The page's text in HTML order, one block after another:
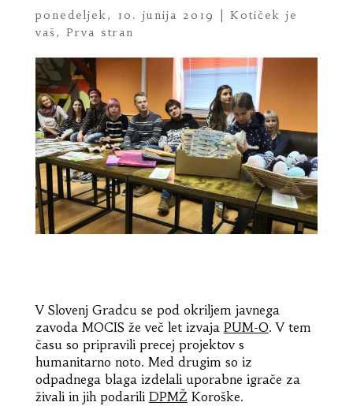
ponedeljek, 10. junija 2019
Kotiček je
vaš, Prva stran
V Slovenj Gradcu se pod okriljem javnega
zavoda MOCIS že več let izvaja PUM-O. V tem
času so pripravili precej projektov s
humanitarno noto. Med drugim so iz
odpadnega blaga izdelali uporabne igrače za
živali in jih podarili DPMŽ Koroške.